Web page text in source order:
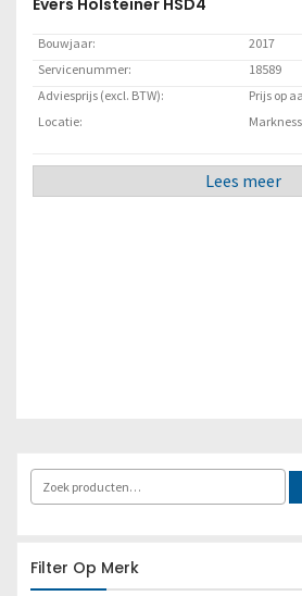
Evers Holsteiner HSD4
Bouwjaar:
2017
Servicenummer:
18589
Adviesprijs (excl. BTW):
Prijs op
Locatie:
Lees meer
Filter Op Merk